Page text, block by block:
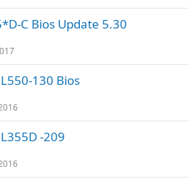
C Bios Update 5.30
130 Bios
-209